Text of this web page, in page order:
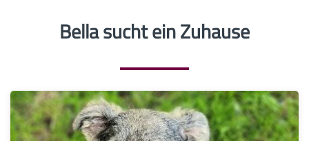
Bella sucht ein Zuhause